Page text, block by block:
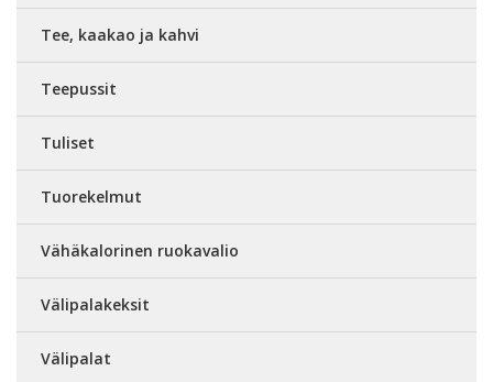
Tee, kaakao ja kahvi
Teepussit
Tuliset
Tuorekelmut
Vähäkalorinen ruokavalio
Välipalakeksit
Välipalat